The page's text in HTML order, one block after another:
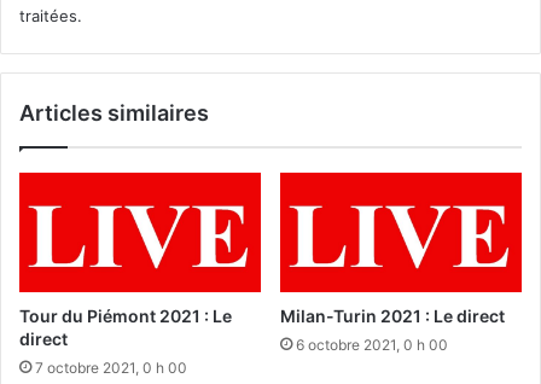
traitées.
Articles similaires
Tour du Piémont 2021 : Le
direct
7 octobre 2021, 0 h 00
Milan-Turin 2021 : Le direct
6 octobre 2021, 0 h 00